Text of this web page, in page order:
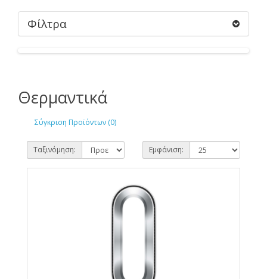
Φίλτρα
Θερμαντικά
Σύγκριση Προϊόντων (0)
Ταξινόμηση: Εμφάνιση: